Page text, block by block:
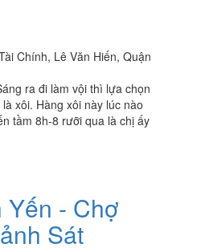
Chính, Lê Văn Hiến, Quận
ra đi làm vội thì lựa chọn
xôi. Hàng xôi này lúc nào
tầm 8h-8 rưỡi qua là chị ấy
Yến - Chợ
Sát